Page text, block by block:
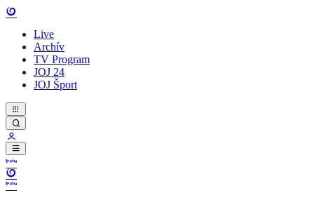
Live
Archív
TV Program
JOJ 24
JOJ Šport